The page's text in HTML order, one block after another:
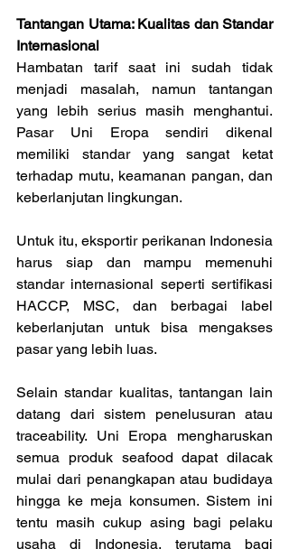
Tantangan Utama: Kualitas dan Standar
Internasional
Hambatan tarif saat ini sudah tidak
menjadi masalah, namun tantangan
yang lebih serius masih menghantui.
Pasar Uni Eropa sendiri dikenal
memiliki standar yang sangat ketat
terhadap mutu, keamanan pangan, dan
keberlanjutan lingkungan.
Untuk itu, eksportir perikanan Indonesia
harus siap dan mampu memenuhi
standar internasional seperti sertifikasi
HACCP, MSC, dan berbagai label
keberlanjutan untuk bisa mengakses
pasar yang lebih luas.
Selain standar kualitas, tantangan lain
datang dari sistem penelusuran atau
traceability. Uni Eropa mengharuskan
semua produk seafood dapat dilacak
mulai dari penangkapan atau budidaya
hingga ke meja konsumen. Sistem ini
tentu masih cukup asing bagi pelaku
usaha di Indonesia, terutama bagi